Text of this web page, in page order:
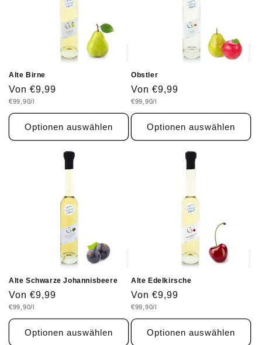
Alte Birne
Normaler
Preis
Von €9,99
Grundpreis
€99,90/l
Optionen auswählen
Obstler
Normaler
Preis
Von €9,99
Grundpreis
€99,90/l
Optionen auswählen
Alte Schwarze Johannisbeere
Normaler
Preis
Von €9,99
Grundpreis
€99,90/l
Optionen auswählen
Alte Edelkirsche
Normaler
Preis
Von €9,99
Grundpreis
€99,90/l
Optionen auswählen